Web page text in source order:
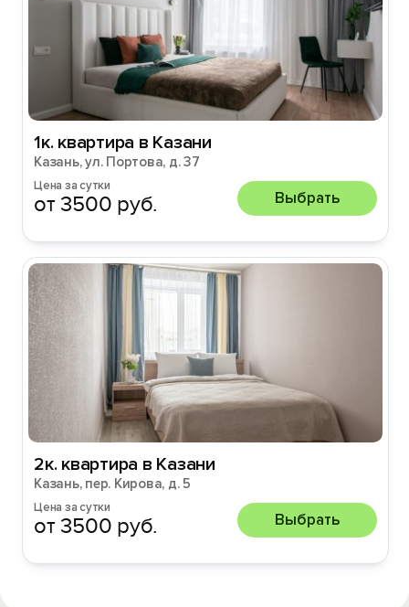
1к. квартира в Казани
Казань, ул. Портова, д. 37
Цена за сутки
от 3500 руб. Выбрать
2к. квартира в Казани
Казань, пер. Кирова, д. 5
Цена за сутки
от 3500 руб. Выбрать